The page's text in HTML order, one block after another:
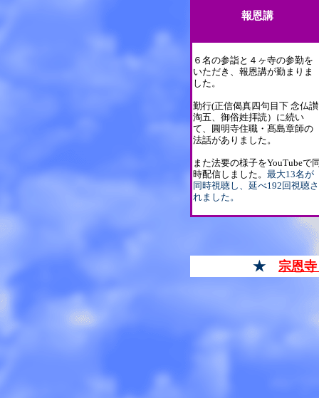
報恩講
６名の参詣と４ヶ寺の参勤を
いただき、報恩講が勤まりま
した。
勤行(正信偈真四句目下 念仏讃
淘五、御俗姓拝読）に続い
て、圓明寺住職・髙島章師の
法話がありました。
また法要の様子をYouTubeで
時配信しました。 最大13名が
同時視聴し、延べ192回視聴さ
れました。
★ 宗恩